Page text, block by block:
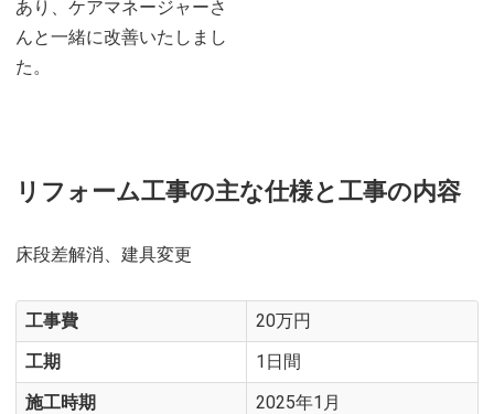
あり、ケアマネージャーさ
んと一緒に改善いたしまし
た。
リフォーム工事の主な仕様と工事の内容
床段差解消、建具変更
工事費
20万円
工期
1日間
施工時期
2025年1月